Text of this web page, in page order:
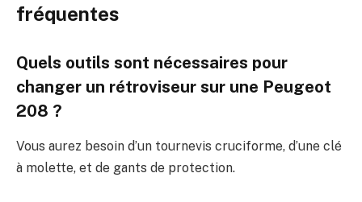
fréquentes
Quels outils sont nécessaires pour
changer un rétroviseur sur une Peugeot
208 ?
Vous aurez besoin d’un tournevis cruciforme, d’une clé
à molette, et de gants de protection.